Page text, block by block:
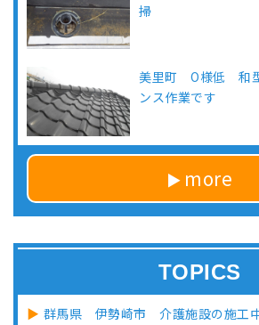
掃
美里町 O様低 和
ンス作業です
more
TOPICS
群馬県 伊勢崎市 介護施設の施工